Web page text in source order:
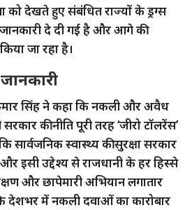
को देखते हुए संबंधित राज्यों के ड्रग्स
जानकारी दे दी गई है और आगे की
जा रहा है।
सिंह ने कहा कि नकली और अवैध
की नीति पूरी तरह ‘जीरो टॉलरेंस’
सार्वजनिक स्वास्थ्य की सुरक्षा सरकार
और इसी उद्देश्य से राजधानी के हर हिस्से
और छापेमारी अभियान लगातार
देशभर में नकली दवाओं का कारोबार